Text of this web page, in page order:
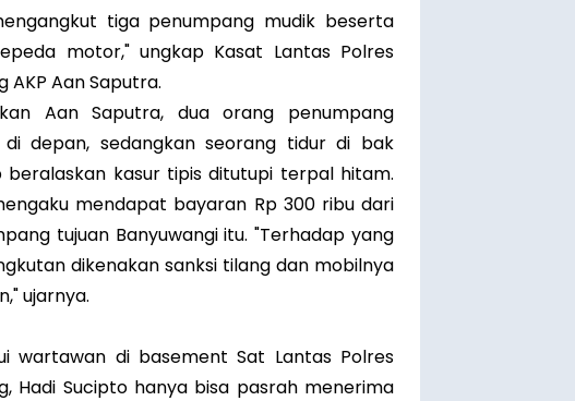
tiga penumpang mudik beserta
motor," ungkap Kasat Lantas Polres
AKP Aan Saputra.
Aan Saputra, dua orang penumpang
di depan, sedangkan seorang tidur di bak
beralaskan kasur tipis ditutupi terpal hitam.
mendapat bayaran Rp 300 ribu dari
tujuan Banyuwangi itu. "Terhadap yang
dikenakan sanksi tilang dan mobilnya
ujarnya.
wartawan di basement Sat Lantas Polres
Hadi Sucipto hanya bisa pasrah menerima